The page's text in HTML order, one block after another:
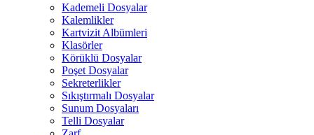
Kademeli Dosyalar
Kalemlikler
Kartvizit Albümleri
Klasörler
Körüklü Dosyalar
Poşet Dosyalar
Sekreterlikler
Sıkıştırmalı Dosyalar
Sunum Dosyaları
Telli Dosyalar